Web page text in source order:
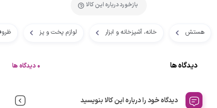
بازخورد درباره این کالا
هستش خانه، آشپزخانه و ابزار لوازم پخت و پز
دیدگاه ها 0 دیدگاه ها
دیدگاه خود را درباره این کالا بنویسید